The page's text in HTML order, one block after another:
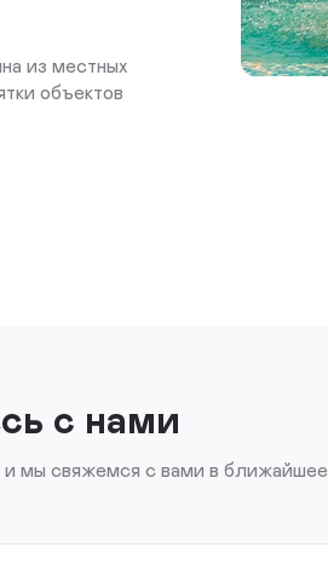
из местных
объектов
с нами
мы свяжемся с вами в ближайшее